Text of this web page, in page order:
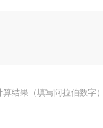
算结果（填写阿拉伯数字